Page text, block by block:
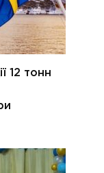
12 тонн